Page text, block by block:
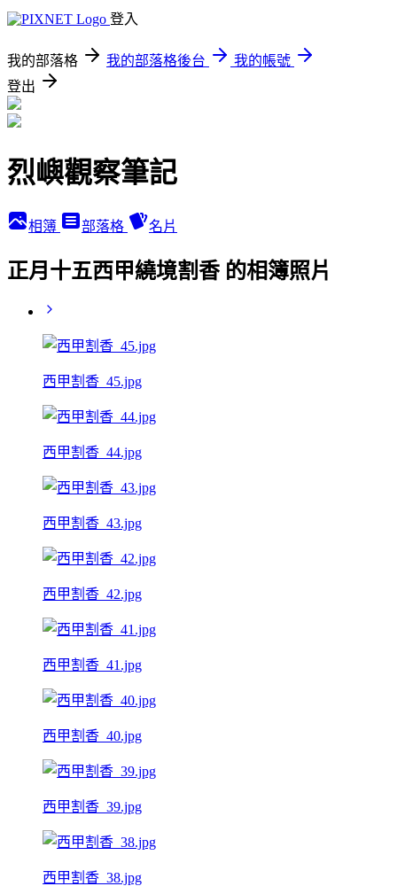
登入
我的部落格 我的部落格後台
我的帳號
登出
烈嶼觀察筆記
相簿 部落格 名片
正月十五西甲繞境割香 的相簿照片
西甲割香_45.jpg
西甲割香_44.jpg
西甲割香_43.jpg
西甲割香_42.jpg
西甲割香_41.jpg
西甲割香_40.jpg
西甲割香_39.jpg
西甲割香_38.jpg